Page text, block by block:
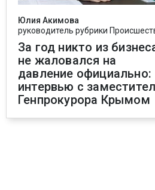
Юлия Акимова
руководитель рубрики
За год никто из
не жаловался на
давление официально:
интервью с
Генпрокурора Крымом